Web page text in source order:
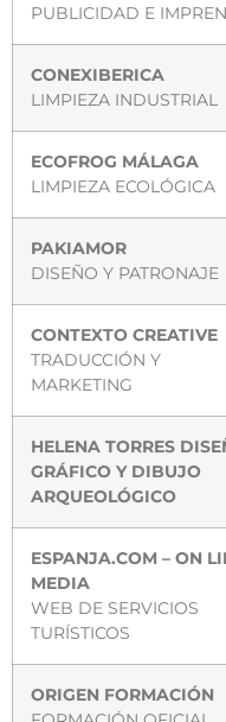
PUBLICIDAD E
CONEXIBERICA
LIMPIEZA INDUSTRIAL
ECOFROG MÁLAGA
LIMPIEZA ECOLÓGICA
PAKIAMOR
DISEÑO Y PATRONAJE
CONTEXTO CREATIVE
TRADUCCIÓN Y
MARKETING
HELENA TORRES
GRÁFICO Y DIBUJO
ARQUEOLÓGICO
ESPANJA.COM – ON
MEDIA
WEB DE SERVICIOS
TURÍSTICOS
ORIGEN FORMACIÓN